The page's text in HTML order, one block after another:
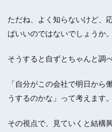
ただね、よく知らないけど、
ばいいのではないでしょうか。
そうすると自ずとちゃんと調
「自分がこの会社で明日か
うするのかな」って考えます。
その視点で、見ていくと結構